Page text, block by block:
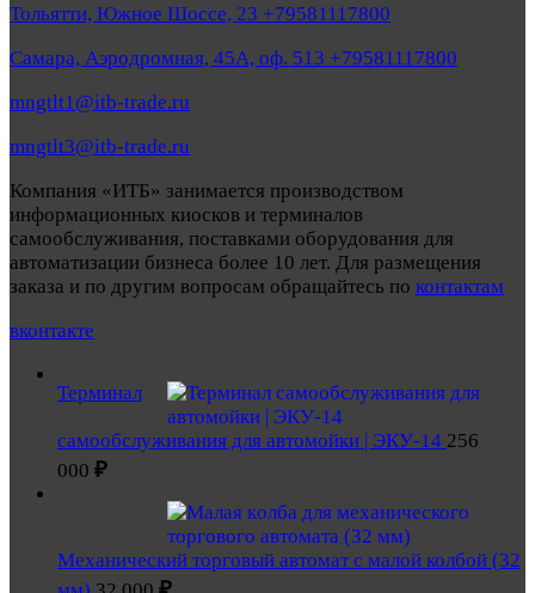
Тольятти, Южное Шоссе, 23 +79581117800
Самара, Аэродромная, 45А, оф. 513 +79581117800
mngtlt1@itb-trade.ru
mngtlt3@itb-trade.ru
Компания «ИТБ» занимается производством
информационных киосков и терминалов
самообслуживания, поставками оборудования для
автоматизации бизнеса более 10 лет. Для размещения
заказа и по другим вопросам обращайтесь по контактам
вконтакте
Терминал
самообслуживания для автомойки | ЭКУ-14 256
000 ₽
Механический торговый автомат с малой колбой (32